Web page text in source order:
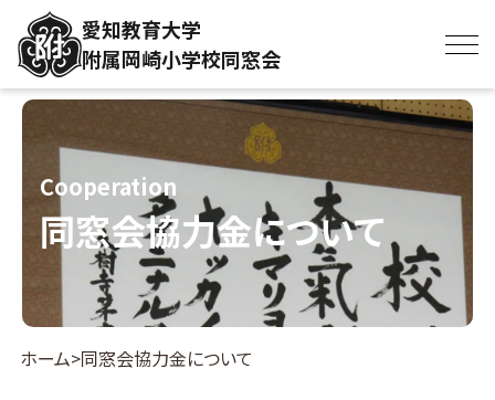
愛知教育大学
附属岡崎小学校同窓会
Cooperation
同窓会協力金について
ホーム 同窓会協力金について